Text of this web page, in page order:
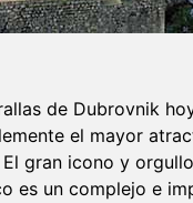
de Dubrovnik
el mayor
gran icono y
es un complejo e